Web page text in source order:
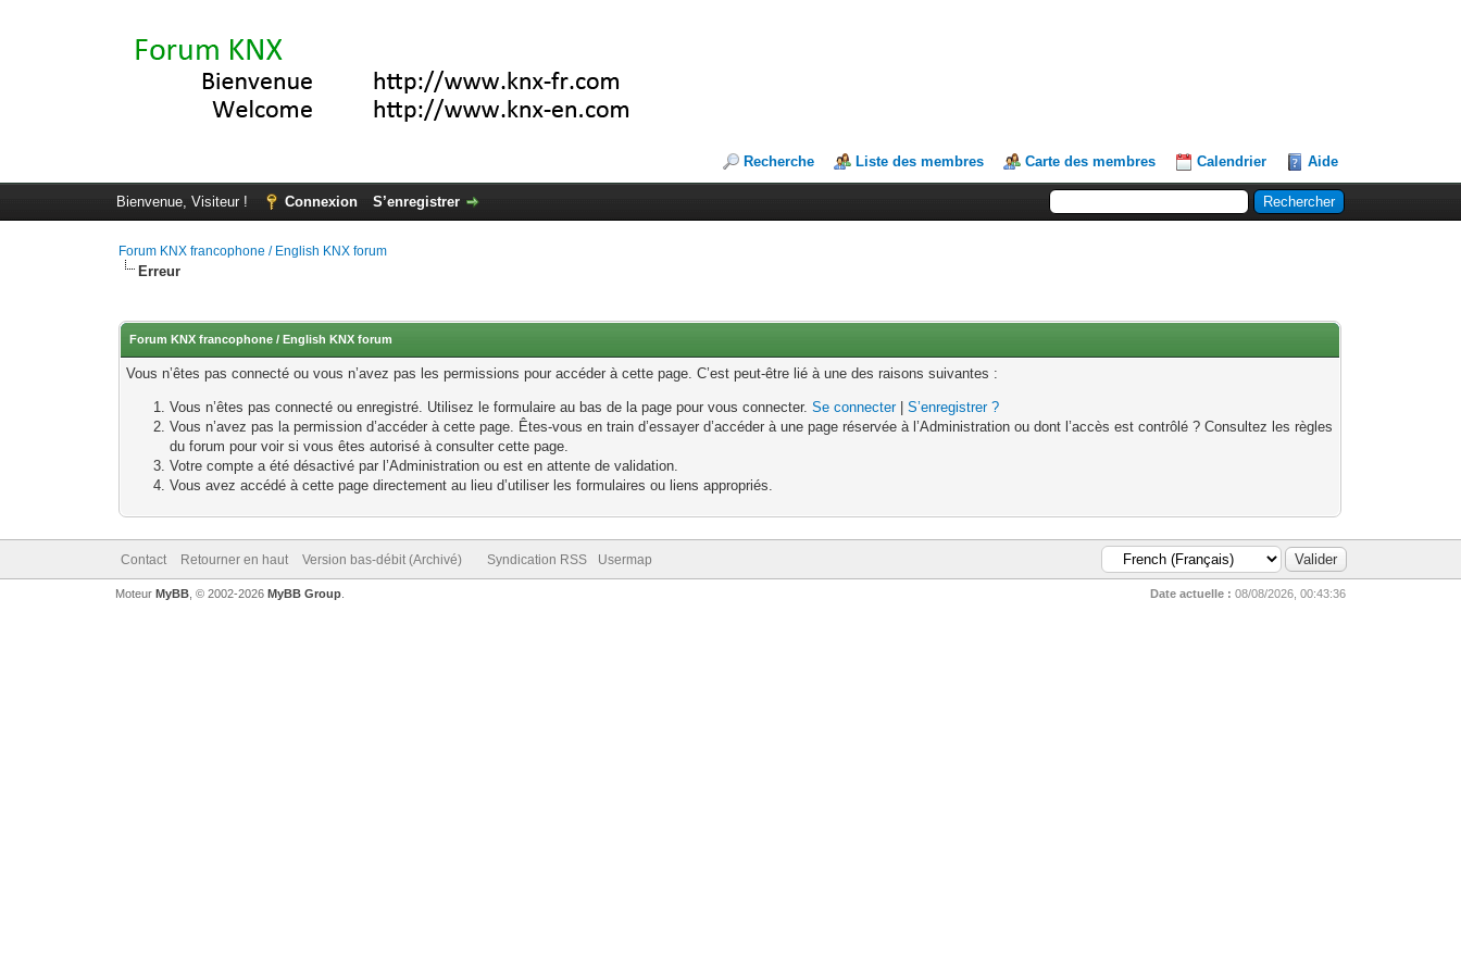
Recherche Liste des membres Carte des membres Calendrier Aide
Bienvenue, Visiteur ! Connexion S’enregistrer
Forum KNX francophone / English KNX forum
Erreur
Forum KNX francophone / English KNX forum
Vous n’êtes pas connecté ou vous n’avez pas les permissions pour accéder à cette page. C’est peut-être lié à une des raisons suivantes :
Vous n’êtes pas connecté ou enregistré. Utilisez le formulaire au bas de la page pour vous connecter.Se connecter|S’enregistrer ?
Vous n’avez pas la permission d’accéder à cette page. Êtes-vous en train d’essayer d’accéder à une page réservée à l’Administration ou dont l’accès est contrôlé ? Consultez les règles
du forum pour voir si vous êtes autorisé à consulter cette page.
Votre compte a été désactivé par l’Administration ou est en attente de validation.
Vous avez accédé à cette page directement au lieu d’utiliser les formulaires ou liens appropriés.
Contact Retourner en haut Version bas-débit (Archivé) Syndication RSS Usermap
Date actuelle : 08/08/2026, 00:43:36
Moteur MyBB, © 2002-2026 MyBB Group.